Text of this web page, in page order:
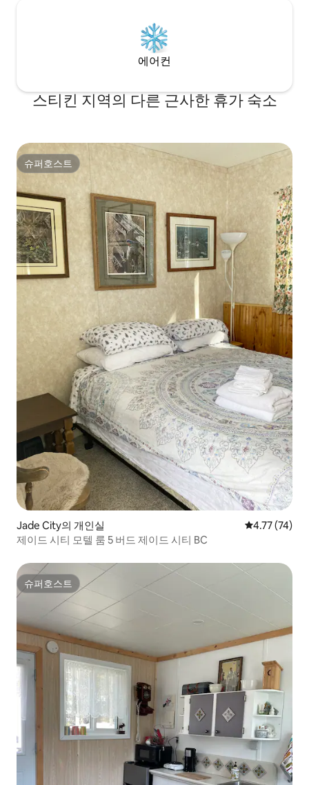
에어컨
스티킨 지역의 다른 근사한 휴가 숙소
슈퍼호스트
슈퍼호스트
Jade City의 개인실 평점 4.77점
4.77 (74)
제이드 시티 모텔 룸 5 버드 제이드 시티 BC
슈퍼호스트
슈퍼호스트